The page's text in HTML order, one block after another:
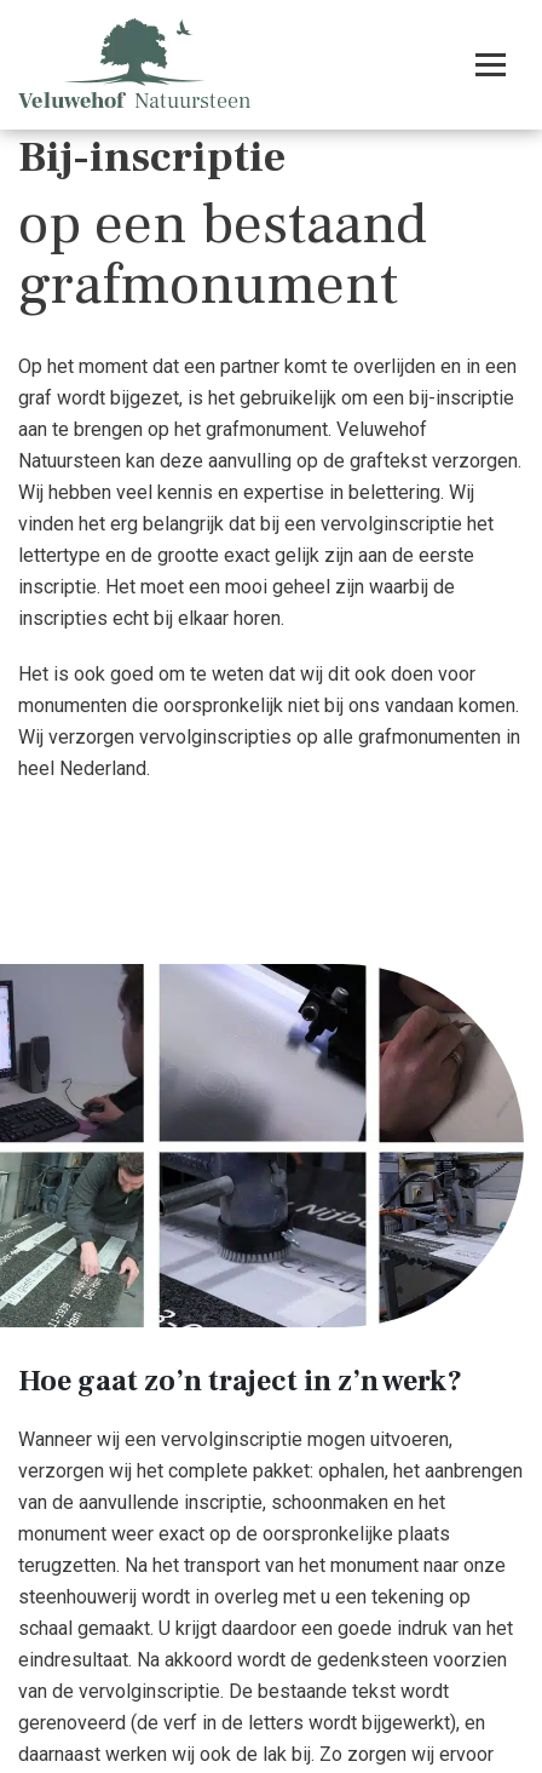
Bij-inscriptie
op een bestaand
grafmonument
Op het moment dat een partner komt te overlijden en in een
graf wordt bijgezet, is het gebruikelijk om een bij-inscriptie
aan te brengen op het grafmonument. Veluwehof
Natuursteen kan deze aanvulling op de graftekst verzorgen.
Wij hebben veel kennis en expertise in belettering. Wij
vinden het erg belangrijk dat bij een vervolginscriptie het
lettertype en de grootte exact gelijk zijn aan de eerste
inscriptie. Het moet een mooi geheel zijn waarbij de
inscripties echt bij elkaar horen.
Het is ook goed om te weten dat wij dit ook doen voor
monumenten die oorspronkelijk niet bij ons vandaan komen.
Wij verzorgen vervolginscripties op alle grafmonumenten in
heel Nederland.
Hoe gaat zo’n traject in z’n werk?
Wanneer wij een vervolginscriptie mogen uitvoeren,
verzorgen wij het complete pakket: ophalen, het aanbrengen
van de aanvullende inscriptie, schoonmaken en het
monument weer exact op de oorspronkelijke plaats
terugzetten. Na het transport van het monument naar onze
steenhouwerij wordt in overleg met u een tekening op
schaal gemaakt. U krijgt daardoor een goede indruk van het
eindresultaat. Na akkoord wordt de gedenksteen voorzien
van de vervolginscriptie. De bestaande tekst wordt
gerenoveerd (de verf in de letters wordt bijgewerkt), en
daarnaast werken wij ook de lak bij. Zo zorgen wij ervoor